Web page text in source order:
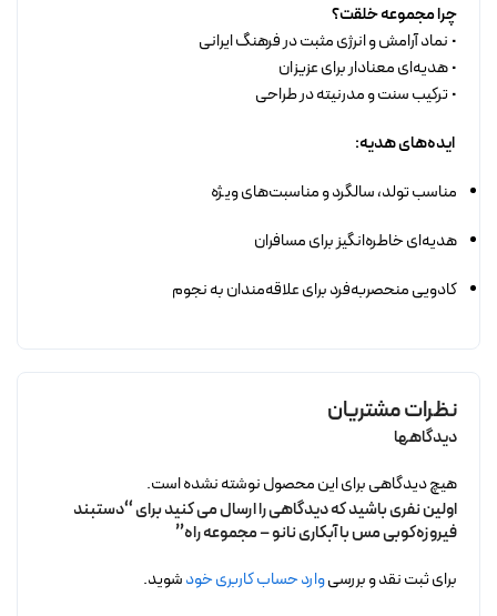
چرا مجموعه خلقت؟
• نماد آرامش و انرژی مثبت در فرهنگ ایرانی
• هدیه‌ای معنادار برای عزیزان
• ترکیب سنت و مدرنیته در طراحی
ایده‌های هدیه:
مناسب تولد، سالگرد و مناسبت‌های ویژه
هدیه‌ای خاطره‌انگیز برای مسافران
کادویی منحصربه‌فرد برای علاقه‌مندان به نجوم
نظرات مشتریان
دیدگاهها
هیچ دیدگاهی برای این محصول نوشته نشده است.
اولین نفری باشید که دیدگاهی را ارسال می کنید برای “دستبند
فیروزه‌کوبی مس با آبکاری نانو – مجموعه راه”
برای ثبت نقد و بررسیوارد حساب کاربری خودشوید.